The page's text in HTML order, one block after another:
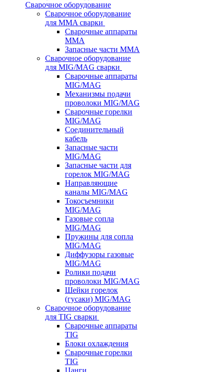
Сварочное оборудование
Сварочное оборудование
для MMA сварки
Сварочные аппараты
MMA
Запасные части MMA
Сварочное оборудование
для MIG/MAG сварки
Сварочные аппараты
MIG/MAG
Механизмы подачи
проволоки MIG/MAG
Сварочные горелки
MIG/MAG
Соединительный
кабель
Запасные части
MIG/MAG
Запасные части для
горелок MIG/MAG
Направляющие
каналы MIG/MAG
Токосъемники
MIG/MAG
Газовые сопла
MIG/MAG
Пружины для сопла
MIG/MAG
Диффузоры газовые
MIG/MAG
Ролики подачи
проволоки MIG/MAG
Шейки горелок
(гусаки) MIG/MAG
Сварочное оборудование
для TIG сварки
Сварочные аппараты
TIG
Блоки охлаждения
Сварочные горелки
TIG
Цанги